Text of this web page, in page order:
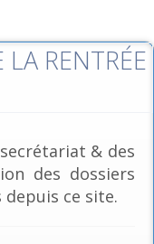
RENTRÉE
& des
des dossiers
ce site.